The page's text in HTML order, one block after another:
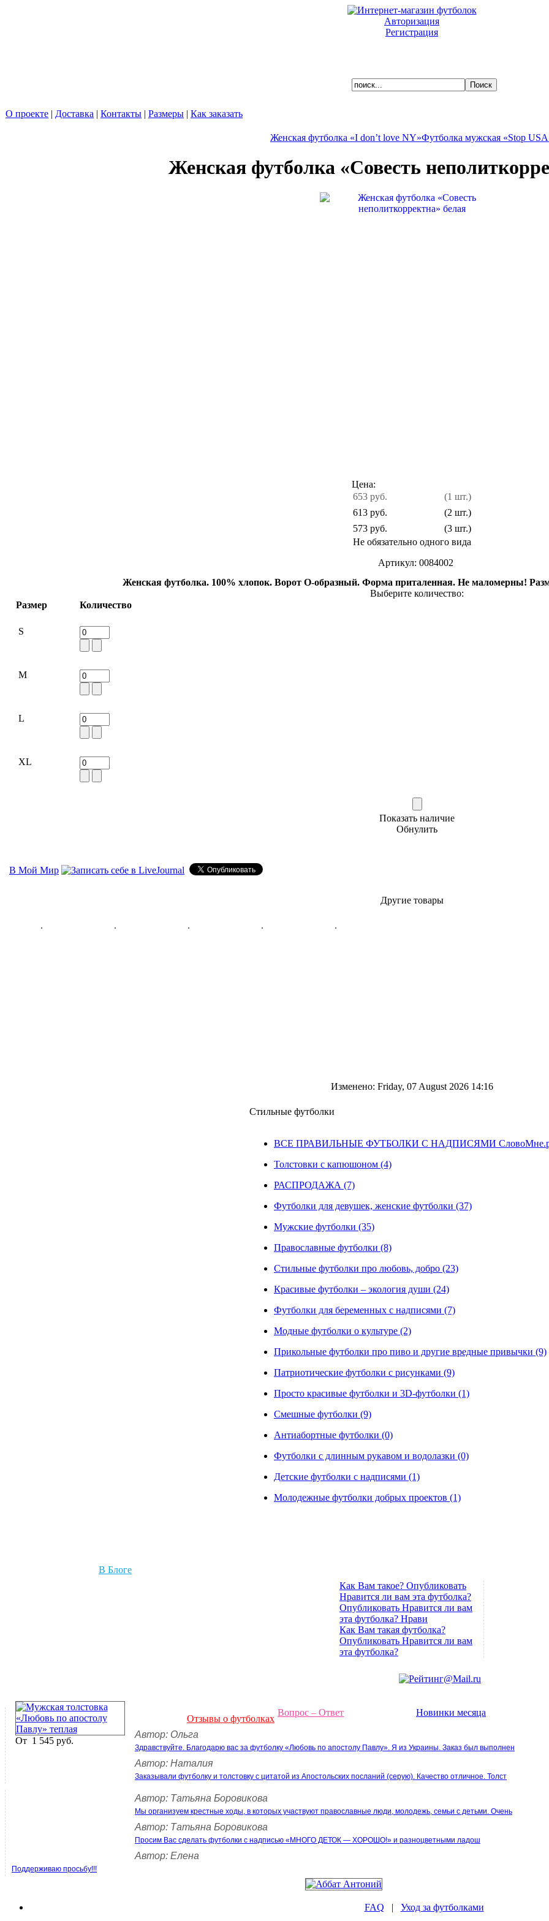
Авторизация
Регистрация
О проекте | Доставка | Контакты | Размеры | Как заказать
Женская футболка «I don’t love NY»Футболка мужская «Stop
Женская футболка «Совесть
Цена:
653 руб.
(1 шт.)
613 руб.
(2 шт.)
573 руб.
(3 шт.)
Не обязательно одного вида
Артикул: 0084002
Женская футболка. 100% хлопок. Ворот О-образный. Форма приталенная. Не маломерны!
Выберите количество:
Размер
Количество
S
M
L
XL
Показать наличие
Обнулить
В Мой Мир
Другие товары
Изменено: Friday, 07 August 2026 14:16
Стильные футболки
ВСЕ ПРАВИЛЬНЫЕ ФУТБОЛКИ С НАДПИСЯМИ
Толстовки с капюшоном (4)
РАСПРОДАЖА (7)
Футболки для девушек, женские футболки (37)
Мужские футболки (35)
Православные футболки (8)
Стильные футболки про любовь, добро (23)
Красивые футболки – экология души (24)
Футболки для беременных с надписями (7)
Модные футболки о культуре (2)
Прикольные футболки про пиво и другие вредные привычки (9)
Патриотические футболки с рисунками (9)
Просто красивые футболки и 3D-футболки (1)
Смешные футболки (9)
Антиабортные футболки (0)
Футболки с длинным рукавом и водолазки (0)
Детские футболки с надписями (1)
Молодежные футболки добрых проектов (1)
В Блоге
Как Вам такое? Опубликовать
Нравится ли вам эта футболка?
Опубликовать Нравится ли вам
эта футболка? Нрави
Как Вам такая футболка?
Опубликовать Нравится ли вам
эта футболка?
Новинки месяца
От 1 545 руб.
Вопрос – Ответ
Отзывы о футболках
Автор: Ольга
Здравствуйте. Благодарю вас за футболку «Любовь по апостолу Павлу». Я из Украины. Заказ был выполнен
Автор: Наталия
Заказывали футболку и толстовку с цитатой из Апостольских посланий (серую). Качество отличное. Толст
Автор: Татьяна Боровикова
Мы организуем крестные ходы, в которых участвуют православные люди, молодежь, семьи с детьми. Очень
Автор: Татьяна Боровикова
Просим Вас сделать футболки с надписью «МНОГО ДЕТОК — ХОРОШО!» и разноцветными ладош
Автор: Елена
Поддерживаю просьбу!!!
FAQ | Уход за футболками